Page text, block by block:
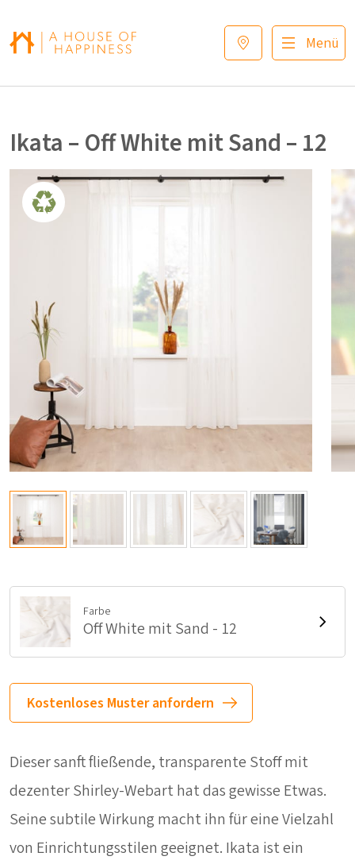
Menü
Ikata – Off White mit Sand – 12
Farbe
Off White mit Sand - 12
Kostenloses Muster anfordern
Dieser sanft fließende, transparente Stoff mit
dezenter Shirley-Webart hat das gewisse Etwas.
Seine subtile Wirkung macht ihn für eine Vielzahl
von Einrichtungsstilen geeignet. Ikata ist ein